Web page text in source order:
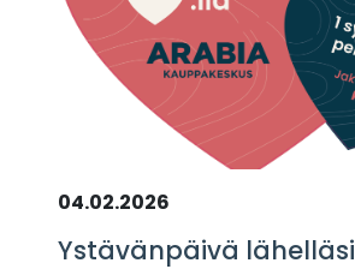
04.02.2026
Ystävänpäivä lähelläsi